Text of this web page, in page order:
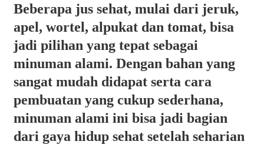
Beberapa jus sehat, mulai dari jeruk,
apel, wortel, alpukat dan tomat, bisa
jadi pilihan yang tepat sebagai
minuman alami. Dengan bahan yang
sangat mudah didapat serta cara
pembuatan yang cukup sederhana,
minuman alami ini bisa jadi bagian
dari gaya hidup sehat setelah seharian